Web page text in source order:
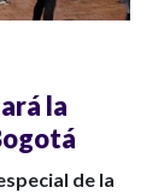
la
de la